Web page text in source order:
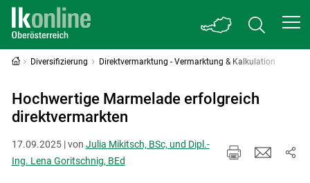
Diversifizierung Direktvermarktung - Vermarktung & Kalkulation
Hochwertige Marmelade erfolgreich
direktvermarkten
17.09.2025 | von Julia Mikitsch, BSc, und Dipl.-
Ing. Lena Goritschnig, BEd